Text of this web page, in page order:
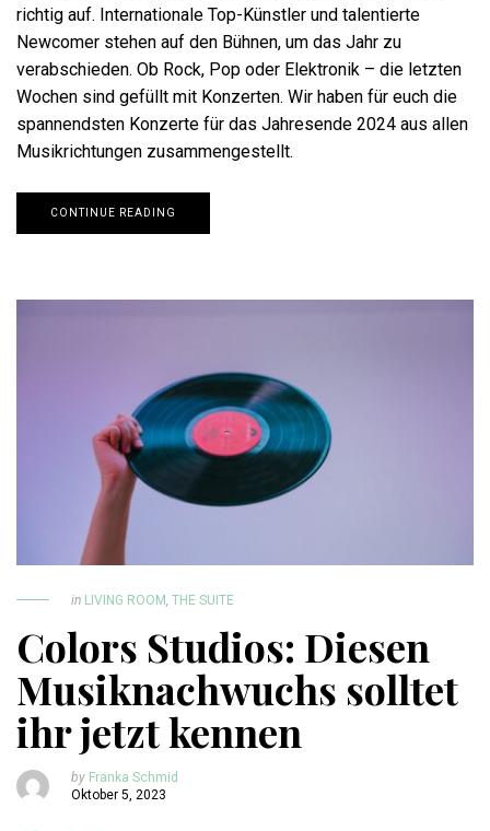
richtig auf. Internationale Top-Künstler und talentierte
Newcomer stehen auf den Bühnen, um das Jahr zu
verabschieden. Ob Rock, Pop oder Elektronik – die letzten
Wochen sind gefüllt mit Konzerten. Wir haben für euch die
spannendsten Konzerte für das Jahresende 2024 aus allen
Musikrichtungen zusammengestellt.
CONTINUE READING
in LIVING ROOM THE SUITE
Colors Studios: Diesen
Musiknachwuchs solltet
ihr jetzt kennen
by Franka Schmid
Oktober 5, 2023